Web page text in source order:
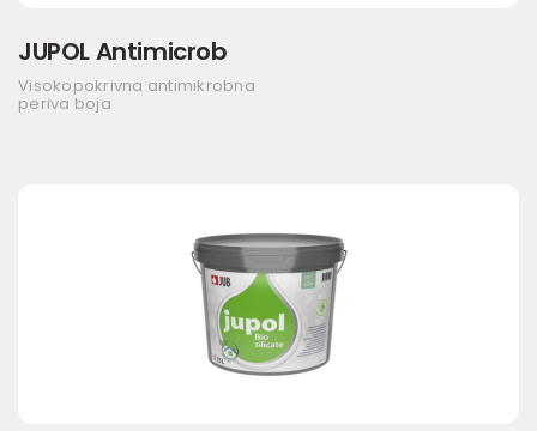
JUPOL Antimicrob
Visokopokrivna antimikrobna
periva boja